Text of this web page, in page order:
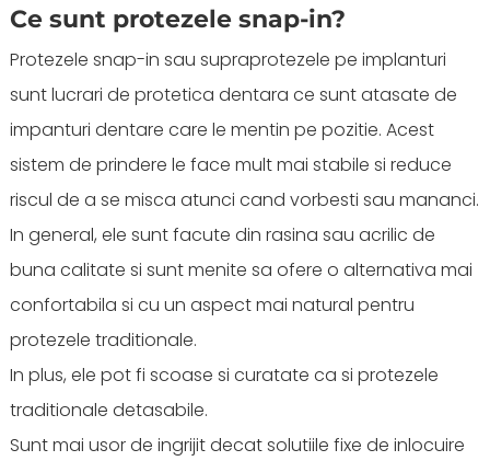
Ce sunt protezele snap-in?
Protezele snap-in sau supraprotezele pe implanturi
sunt lucrari de protetica dentara ce sunt atasate de
impanturi dentare care le mentin pe pozitie. Acest
sistem de prindere le face mult mai stabile si reduce
riscul de a se misca atunci cand vorbesti sau mananci.
In general, ele sunt facute din rasina sau acrilic de
buna calitate si sunt menite sa ofere o alternativa mai
confortabila si cu un aspect mai natural pentru
protezele traditionale.
In plus, ele pot fi scoase si curatate ca si protezele
traditionale detasabile.
Sunt mai usor de ingrijit decat solutiile fixe de inlocuire